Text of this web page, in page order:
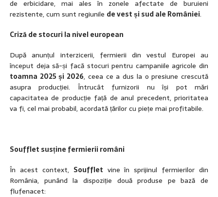
de erbicidare, mai ales în zonele afectate de buruieni
rezistente, cum sunt regiunile de vest și sud ale României.
Criză de stocuri la nivel european
După anunțul interzicerii, fermierii din vestul Europei au
început deja să-și facă stocuri pentru campaniile agricole din
toamna 2025 și 2026, ceea ce a dus la o presiune crescută
asupra producției. Întrucât furnizorii nu își pot mări
capacitatea de producție față de anul precedent, prioritatea
va fi, cel mai probabil, acordată țărilor cu piețe mai profitabile.
Soufflet susține fermierii români
În acest context, Soufflet vine în sprijinul fermierilor din
România, punând la dispoziție două produse pe bază de
flufenacet: